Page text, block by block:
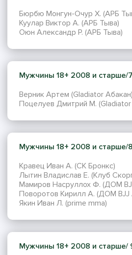
Бюрбю Монгун-Очур Х. (АРБ
Куулар Виктор А. (АРБ Тыва)
Оюн Александр Р. (АРБ Тыва)
Мужчины 18+ 2008 и старше/
Верник Артем (Gladiator Абакан)
Поцелуев Дмитрий М. (Gladiator
Мужчины 18+ 2008 и старше/
Кравец Иван А. (СК Бронкс)
Лытин Владислав Е. (Клуб
Мамиров Насруллох Ф. (ДОМ
Поворотов Кирилл А. (ДОМ BJJ
Якин Иван Л. (prime mma)
Мужчины 18+ 2008 и старше/